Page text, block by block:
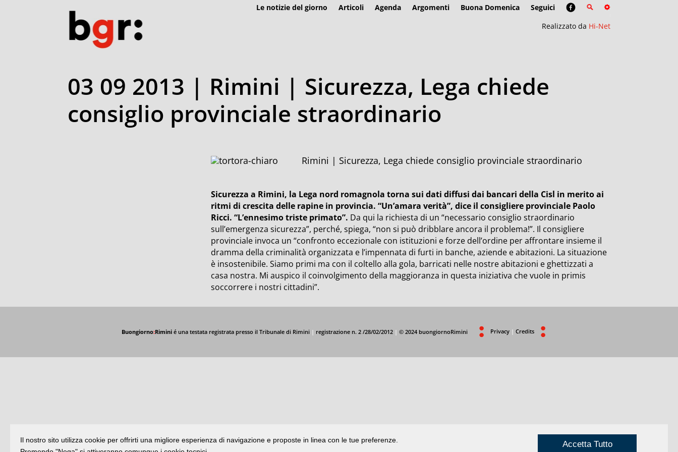
Le notizie del giorno Articoli Agenda Argomenti Buona Domenica
Seguici
Realizzato da Hi-Net
03 09 2013 | Rimini | Sicurezza, Lega chiede
consiglio provinciale straordinario
Rimini | Sicurezza, Lega chiede consiglio provinciale straordinario
Sicurezza a Rimini, la Lega nord romagnola torna sui dati diffusi dai bancari della Cisl in merito ai
ritmi di crescita delle rapine in provincia. “Un’amara verità”, dice il consigliere provinciale Paolo
Ricci. “L’ennesimo triste primato”. Da qui la richiesta di un “necessario consiglio straordinario
sull’emergenza sicurezza”, perché, spiega, “non si può dribblare ancora il problema!”. Il consigliere
provinciale invoca un “confronto eccezionale con istituzioni e forze dell’ordine per affrontare insieme il
dramma della criminalità organizzata e l’impennata di furti in banche, aziende e abitazioni. La situazione
è insostenibile. Siamo primi ma con il coltello alla gola, barricati nelle nostre abitazioni e ghettizzati a
casa nostra. Mi auspico il coinvolgimento della maggioranza in questa iniziativa che vuole in primis
soccorrere i nostri cittadini”.
Buongiorno:Riminié una testata registrata presso il Tribunale di Rimini | registrazione n. 2 /28/02/2012 | © 2024 buongiornoRimini Privacy | Credits
Il nostro sito utilizza cookie per offrirti una migliore esperienza di navigazione e proposte in linea con le tue preferenze.
Accetta Tutto